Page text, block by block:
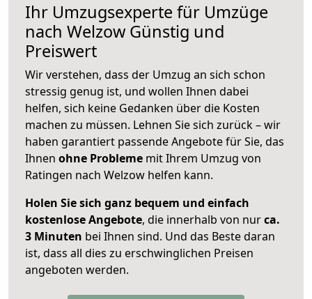
Ihr Umzugsexperte für Umzüge
nach Welzow Günstig und
Preiswert
Wir verstehen, dass der Umzug an sich schon
stressig genug ist, und wollen Ihnen dabei
helfen, sich keine Gedanken über die Kosten
machen zu müssen. Lehnen Sie sich zurück – wir
haben garantiert passende Angebote für Sie, das
Ihnen ohne Probleme mit Ihrem Umzug von
Ratingen nach Welzow helfen kann.
Holen Sie sich ganz bequem und einfach
kostenlose Angebote, die innerhalb von nurca.
3 Minuten bei Ihnen sind. Und das Beste daran
ist, dass all dies zu erschwinglichen Preisen
angeboten werden.